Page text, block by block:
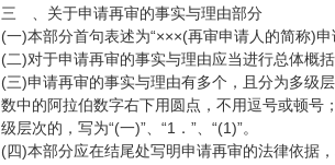
三 、关于申请再审的事实与理由部分
(一)本部分首句表述为“×××(再审申请人的简称)
(二)对于申请再审的事实与理由应当进行总体概
(三)申请再审的事实与理由有多个，且分为多级
数中的阿拉伯数字右下用圆点，不用逗号或顿号
级层次的，写为“(一)”、“1．”、“(1)”。
(四)本部分应在结尾处写明申请再审的法律依据